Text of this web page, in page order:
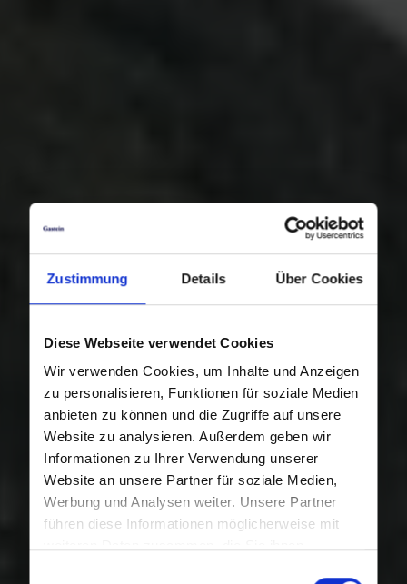
Zustimmung Details Über Cookies
Diese Webseite verwendet Cookies
Wir verwenden Cookies, um Inhalte und Anzeigen
zu personalisieren, Funktionen für soziale Medien
anbieten zu können und die Zugriffe auf unsere
Website zu analysieren. Außerdem geben wir
Informationen zu Ihrer Verwendung unserer
Website an unsere Partner für soziale Medien,
Werbung und Analysen weiter. Unsere Partner
führen diese Informationen möglicherweise mit